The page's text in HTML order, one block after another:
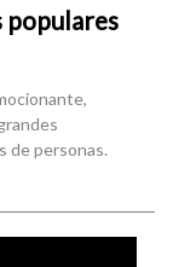
populares
de personas.